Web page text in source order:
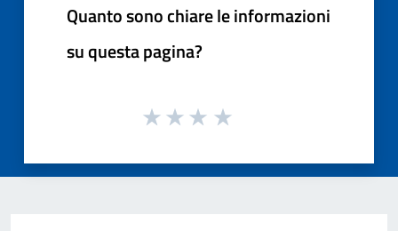
Quanto sono chiare le informazioni
su questa pagina?